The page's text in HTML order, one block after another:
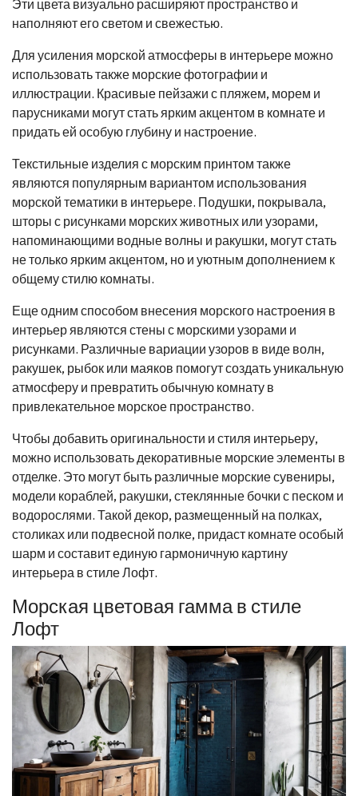
Эти цвета визуально расширяют пространство и
наполняют его светом и свежестью.
Для усиления морской атмосферы в интерьере можно
использовать также морские фотографии и
иллюстрации. Красивые пейзажи с пляжем, морем и
парусниками могут стать ярким акцентом в комнате и
придать ей особую глубину и настроение.
Текстильные изделия с морским принтом также
являются популярным вариантом использования
морской тематики в интерьере. Подушки, покрывала,
шторы с рисунками морских животных или узорами,
напоминающими водные волны и ракушки, могут стать
не только ярким акцентом, но и уютным дополнением к
общему стилю комнаты.
Еще одним способом внесения морского настроения в
интерьер являются стены с морскими узорами и
рисунками. Различные вариации узоров в виде волн,
ракушек, рыбок или маяков помогут создать уникальную
атмосферу и превратить обычную комнату в
привлекательное морское пространство.
Чтобы добавить оригинальности и стиля интерьеру,
можно использовать декоративные морские элементы в
отделке. Это могут быть различные морские сувениры,
модели кораблей, ракушки, стеклянные бочки с песком и
водорослями. Такой декор, размещенный на полках,
столиках или подвесной полке, придаст комнате особый
шарм и составит единую гармоничную картину
интерьера в стиле Лофт.
Морская цветовая гамма в стиле
Лофт